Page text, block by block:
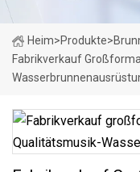
Heim>Produkte>
Fabrikverkauf